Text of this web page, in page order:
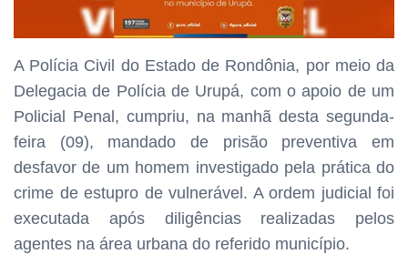
A Polícia Civil do Estado de Rondônia, por meio da
Delegacia de Polícia de Urupá, com o apoio de um
Policial Penal, cumpriu, na manhã desta segunda-
feira (09), mandado de prisão preventiva em
desfavor de um homem investigado pela prática do
crime de estupro de vulnerável. A ordem judicial foi
executada após diligências realizadas pelos
agentes na área urbana do referido município.